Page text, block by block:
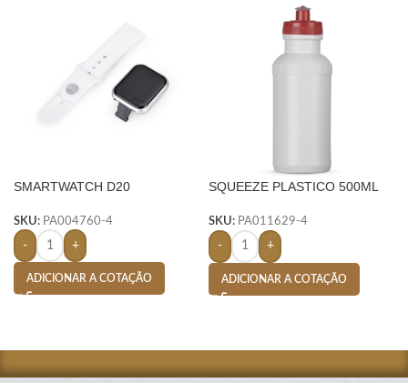
SMARTWATCH D20
SKU: PA004760-4
- +
ADICIONAR A COTAÇÃO
SQUEEZE PLASTICO 500ML
SKU: PA011629-4
- +
ADICIONAR A COTAÇÃO